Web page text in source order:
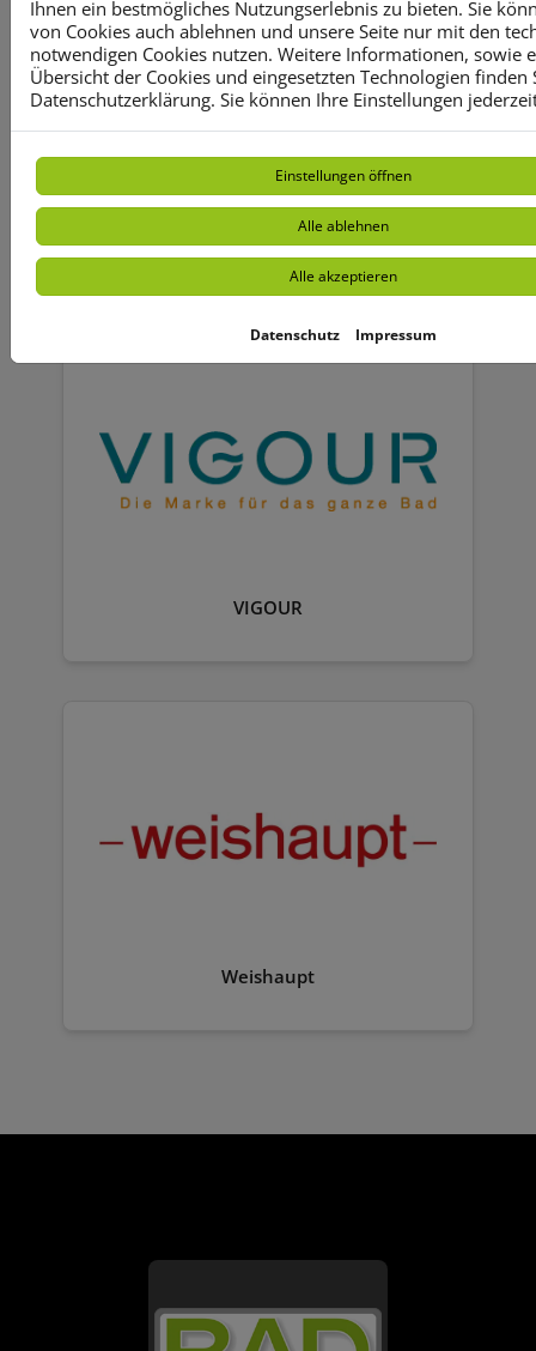
VIGOUR
Weishaupt
Ihnen ein bestmögliches Nutzungserlebnis zu bieten. Sie
von Cookies auch ablehnen und unsere Seite nur mit den
notwendigen Cookies nutzen. Weitere Informationen, sowie
Übersicht der Cookies und eingesetzten Technologien finden
Datenschutzerklärung. Sie können Ihre Einstellungen
Einstellungen öffnen
Alle ablehnen
Alle akzeptieren
Datenschutz Impressum